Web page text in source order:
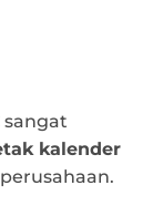
sangat
kalender